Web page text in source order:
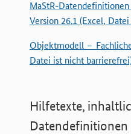
MaStR-
Version 26.1 (Excel,
Objektmodell –
Datei ist nicht
Hilfetexte,
Datendefinitionen